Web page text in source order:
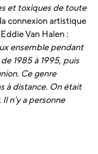
et toxiques de toute
connexion artistique
Van Halen :
ensemble pendant
1985 à 1995, puis
Ce genre
à distance. On était
n’y a personne